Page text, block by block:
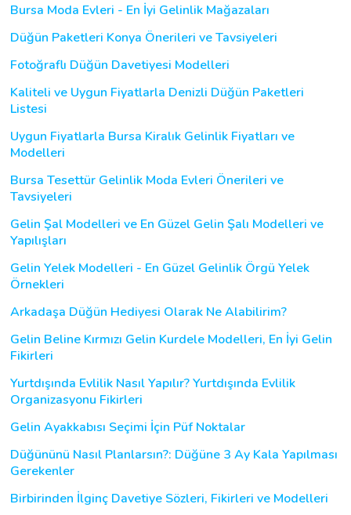
Bursa Moda Evleri - En İyi Gelinlik Mağazaları
Düğün Paketleri Konya Önerileri ve Tavsiyeleri
Fotoğraflı Düğün Davetiyesi Modelleri
Kaliteli ve Uygun Fiyatlarla Denizli Düğün Paketleri
Listesi
Uygun Fiyatlarla Bursa Kiralık Gelinlik Fiyatları ve
Modelleri
Bursa Tesettür Gelinlik Moda Evleri Önerileri ve
Tavsiyeleri
Gelin Şal Modelleri ve En Güzel Gelin Şalı Modelleri ve
Yapılışları
Gelin Yelek Modelleri - En Güzel Gelinlik Örgü Yelek
Örnekleri
Arkadaşa Düğün Hediyesi Olarak Ne Alabilirim?
Gelin Beline Kırmızı Gelin Kurdele Modelleri, En İyi Gelin
Fikirleri
Yurtdışında Evlilik Nasıl Yapılır? Yurtdışında Evlilik
Organizasyonu Fikirleri
Gelin Ayakkabısı Seçimi İçin Püf Noktalar
Düğününü Nasıl Planlarsın?: Düğüne 3 Ay Kala Yapılması
Gerekenler
Birbirinden İlginç Davetiye Sözleri, Fikirleri ve Modelleri